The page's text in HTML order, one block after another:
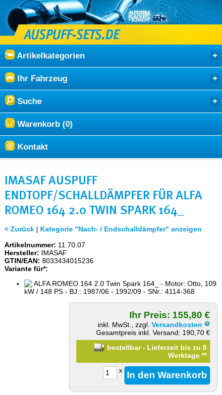
Artikelkategorien
Ihr Fahrzeug
Suche
Warenkorb (0)
Kontakt
IMASAF AUSPUFF
ENDTOPF/SCHALLDÄMPFER FÜR ALFA
ROMEO 164 2.0 TWIN SPARK 164_
< Zurück| Kategorie "Nach- / Endschalldämpfer" anzeigen
Artikelnummer: 11.70.07
Hersteller: IMASAF
GTIN/EAN: 8033434015236
Variante für*:
ALFA ROMEO 164 2.0 Twin Spark 164_ - Motor: Otto, 109
kW / 148 PS - BJ.: 1987/06 - 1992/09 - SNr.: 4114-368
Ihr Preis: 155,80 €
inkl. MwSt., zzgl.Versandkosten
Gesamtpreis inkl. Versand: 190,70 €
bestellbar - Lieferzeit bis zu 8
Werktage**
x